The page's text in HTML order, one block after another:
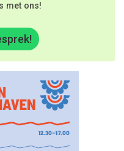
met ons!